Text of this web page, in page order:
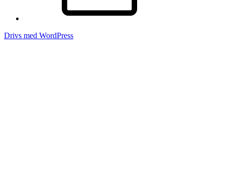
Drivs med WordPress